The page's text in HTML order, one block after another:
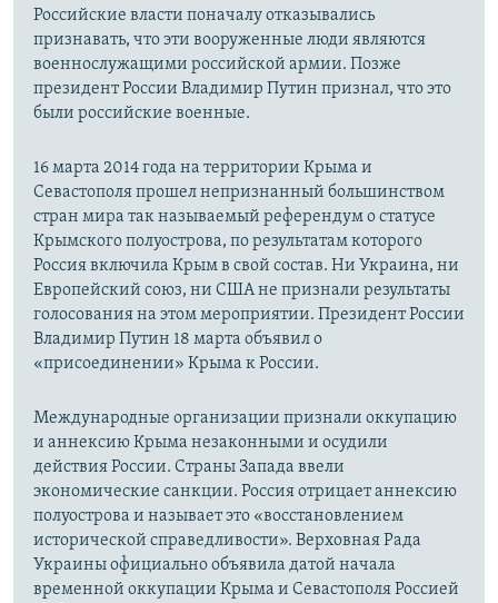
Российские власти поначалу отказывались
признавать, что эти вооруженные люди являются
военнослужащими российской армии. Позже
президент России Владимир Путин признал, что это
были российские военные.
16 марта 2014 года на территории Крыма и
Севастополя прошел непризнанный большинством
стран мира так называемый референдум о статусе
Крымского полуострова, по результатам которого
Россия включила Крым в свой состав. Ни Украина, ни
Европейский союз, ни США не признали результаты
голосования на этом мероприятии. Президент России
Владимир Путин 18 марта объявил о
«присоединении» Крыма к России.
Международные организации признали оккупацию
и аннексию Крыма незаконными и осудили
действия России. Страны Запада ввели
экономические санкции. Россия отрицает аннексию
полуострова и называет это «восстановлением
исторической справедливости». Верховная Рада
Украины официально объявила датой начала
временной оккупации Крыма и Севастополя Россией